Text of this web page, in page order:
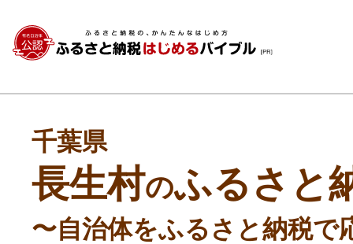
千葉県
長生村のふるさと
〜自治体をふるさと納税で